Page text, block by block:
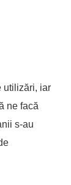
utilizări, iar
ne facă
s-au